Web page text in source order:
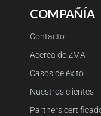
COMPAÑÍA
Contacto
Acerca de ZMA
Casos de éxito
Nuestros clientes
Partners